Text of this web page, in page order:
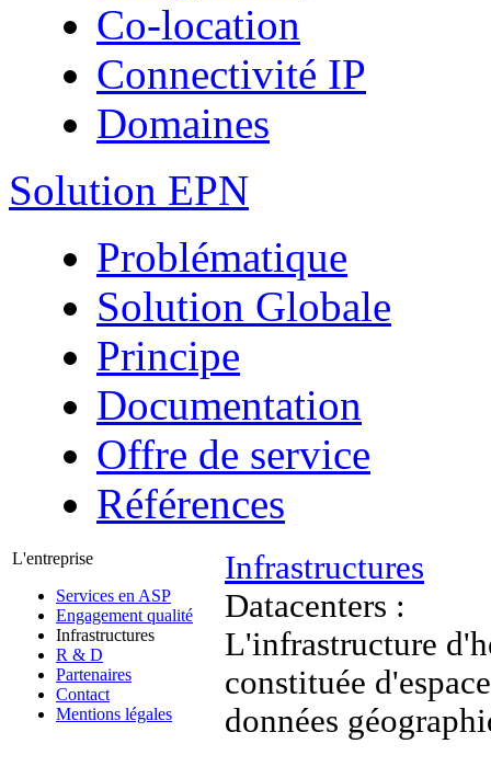
Co-location
Connectivité IP
Domaines
Solution EPN
Problématique
Solution Globale
Principe
Documentation
Offre de service
Références
L'entreprise
Services en ASP
Engagement qualité
Infrastructures
R & D
Partenaires
Contact
Mentions légales
Infrastructures
Datacenters :
L'infrastructure
constituée
données